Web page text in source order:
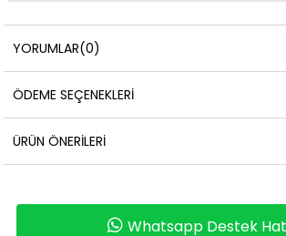
YORUMLAR(0)
ÖDEME SEÇENEKLERI
ÜRÜN ÖNERILERI
Whatsapp Destek